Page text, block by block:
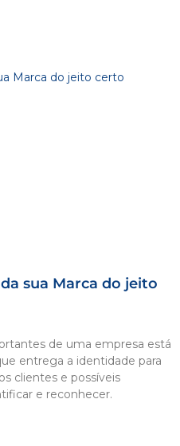
sua Marca do jeito
de uma empresa está
entrega a identidade para
clientes e possíveis
e reconhecer.